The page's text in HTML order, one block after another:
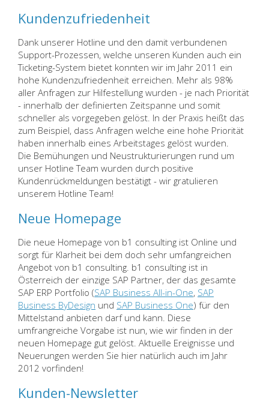
Kundenzufriedenheit
Dank unserer Hotline und den damit verbundenen
Support-Prozessen, welche unseren Kunden auch ein
Ticketing-System bietet konnten wir im Jahr 2011 ein
hohe Kundenzufriedenheit erreichen. Mehr als 98%
aller Anfragen zur Hilfestellung wurden - je nach Priorität
- innerhalb der definierten Zeitspanne und somit
schneller als vorgegeben gelöst. In der Praxis heißt das
zum Beispiel, dass Anfragen welche eine hohe Priorität
haben innerhalb eines Arbeitstages gelöst wurden.
Die Bemühungen und Neustrukturierungen rund um
unser Hotline Team wurden durch positive
Kundenrückmeldungen bestätigt - wir gratulieren
unserem Hotline Team!
Neue Homepage
Die neue Homepage von b1 consulting ist Online und
sorgt für Klarheit bei dem doch sehr umfangreichen
Angebot von b1 consulting. b1 consulting ist in
Österreich der einzige SAP Partner, der das gesamte
SAP ERP Portfolio (SAP Business All-in-One, SAP
Business ByDesign und SAP Business One) für den
Mittelstand anbieten darf und kann. Diese
umfrangreiche Vorgabe ist nun, wie wir finden in der
neuen Homepage gut gelöst. Aktuelle Ereignisse und
Neuerungen werden Sie hier natürlich auch im Jahr
2012 vorfinden!
Kunden-Newsletter